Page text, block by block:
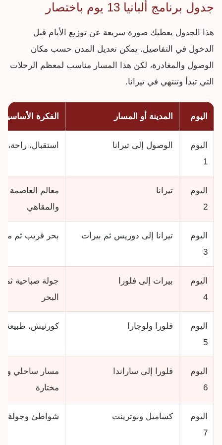
جدول برنامج ألبانيا 13 يوم باختصار
هذا الجدول يعطيك صورة سريعة عن توزيع الأيام قبل
الدخول في التفاصيل. يمكن تعديل المدن حسب مكان
الوصول والمغادرة، لكن هذا المسار مناسب لمعظم الرحلات
التي تبدأ وتنتهي في تيرانا.
اليوم المدينة أو المسار الفكرة الأساسية
اليوم
1
الوصول إلى تيرانا استقبال، راحة،
اليوم
2
تيرانا
معالم العاصمة
والمقاهي
اليوم
3
تيرانا إلى دوريس ثم بيرات بحر قريب ثم
اليوم
4
بيرات إلى فلورا
جولة صباحية ثم
البحر
اليوم
5
فلورا ولوجارا كورنيش، طبيعة،
اليوم
6
فلورا إلى ساراندا
مسار ساحلي
مختارة
اليوم
7
كساميل وبوترينت شواطئ وجولة